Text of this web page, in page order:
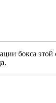
бокса